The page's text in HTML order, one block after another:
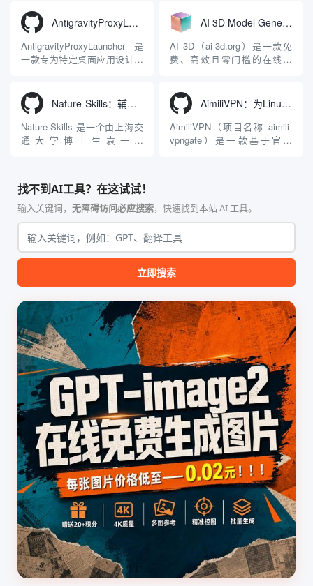
限制，提供集文本、图像、视
频生成于一体的“全模态”大模
型能力。平台的核心产品矩阵
包括主打自动化工作流的
者、营销人员及广大用户提供
一站式、开箱即用的视觉内容
生成解决方案。网站的核心优
势在于其强大的多模型聚合能
AntigravityProxyLauncher：免TUN全局代理使用Antigravity IDE
AntigravityProxyLauncher 是
一款专为特定桌面应用设计的
Windows 平台。当用户使用桌
面版 Gemini 客户端或
Antigravity IDE ...
AI 3D Model Generator：通过文本和图像快速生成3D模型的在线工具
AI 3D（ai-3d.org）是一款免
费、高效且零门槛的在线AI
动Seed 3D两大行业领先的AI
模型架构，致力于帮助用户无
需掌握复杂的3D拓扑知识或昂
贵的专业软件，即可在...
Nature-Skills：辅助撰写学术论文和绘制科研图表的智能体插件
Nature-Skills 是一个由上海交
通大学博士生袁一哲
合，专为顶级学术期刊（如
Nature、Science、Cell 等）
的论文撰写与发表流程设计。
该工具集以智能体插...
AimiliVPN：为Linux提供纯净出站家庭IP的VPN代理网关
AimiliVPN（项目名称 aimili-
vpngate）是一款基于官方
纯 Python 标准库编写，用户
无需安装...
找不到AI工具？在这试试！
输入关键词， 无障碍访问必应搜索，快速找到本站 AI 工具。
立即搜索